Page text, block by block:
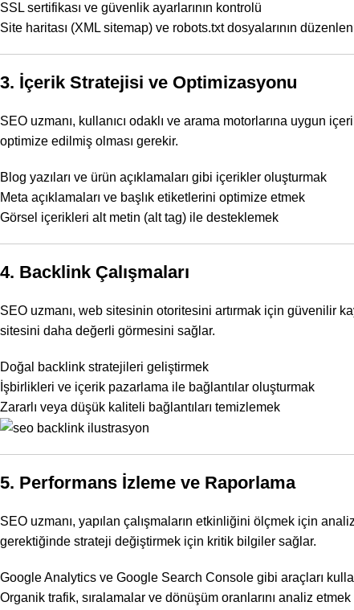
SSL sertifikası ve güvenlik ayarlarının kontrolü
Site haritası (XML sitemap) ve robots.txt dosyalarının
3. İçerik Stratejisi ve Optimizasyonu
SEO uzmanı, kullanıcı odaklı ve arama motorlarına uygun
optimize edilmiş olması gerekir.
Blog yazıları ve ürün açıklamaları gibi içerikler oluşturmak
Meta açıklamaları ve başlık etiketlerini optimize etmek
Görsel içerikleri alt metin (alt tag) ile desteklemek
4. Backlink Çalışmaları
SEO uzmanı, web sitesinin otoritesini artırmak için güvenilir
sitesini daha değerli görmesini sağlar.
Doğal backlink stratejileri geliştirmek
İşbirlikleri ve içerik pazarlama ile bağlantılar oluşturmak
Zararlı veya düşük kaliteli bağlantıları temizlemek
5. Performans İzleme ve Raporlama
SEO uzmanı, yapılan çalışmaların etkinliğini ölçmek için
gerektiğinde strateji değiştirmek için kritik bilgiler sağlar.
Google Analytics ve Google Search Console gibi araçları
Organik trafik, sıralamalar ve dönüşüm oranlarını analiz etmek